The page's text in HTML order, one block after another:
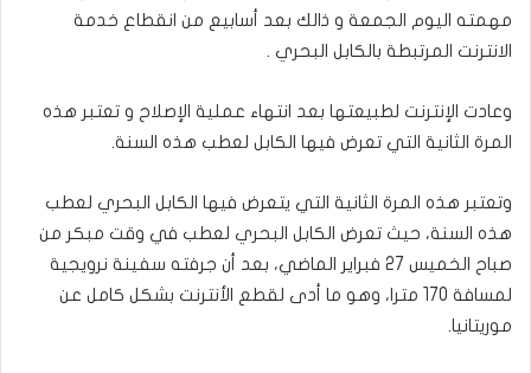
مهمته اليوم الجمعة و ذالك بعد أسابيع من انقطاع خدمة
الانترنت المرتبطة بالكابل البحري .
وعادت الإنترنت لطبيعتها بعد انتهاء عملية الإصلاح و تعتبر هذه
المرة الثانية التي تعرض فيها الكابل لعطب هذه السنة.
وتعتبر هذه المرة الثانية التي يتعرض فيها الكابل البحري لعطب
هذه السنة، حيث تعرض الكابل البحري لعطب في وقت مبكر من
صباح الخميس 27 فبراير الماضي، بعد أن جرفته سفينة نرويجية
لمسافة 170 مترا، وهو ما أدى لقطع الأنترنت بشكل كامل عن
موريتانيا.